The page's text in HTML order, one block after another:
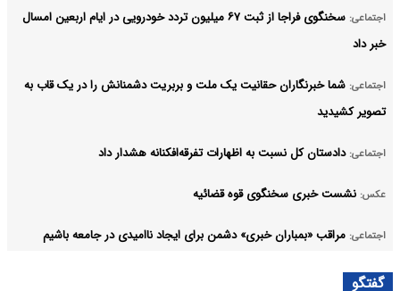
اجتماعی:
سخنگوی فراجا از ثبت ۶۷ میلیون تردد خودرویی در ایام اربعین امسال
خبر داد
اجتماعی: شما خبرنگاران حقانیت یک ملت و بربریت دشمنانش را در یک قاب به
تصویر کشیدید
اجتماعی: دادستان کل نسبت به اظهارات تفرقه‌افکنانه هشدار داد
عکس: نشست خبری سخنگوی قوه قضائیه
اجتماعی: مراقب «بمباران خبری» دشمن برای ایجاد ناامیدی در جامعه باشیم
اجتماعی: خبرنگاران شانه‌به‌شانه امدادگران، راویان ایثار هستند گفتگو